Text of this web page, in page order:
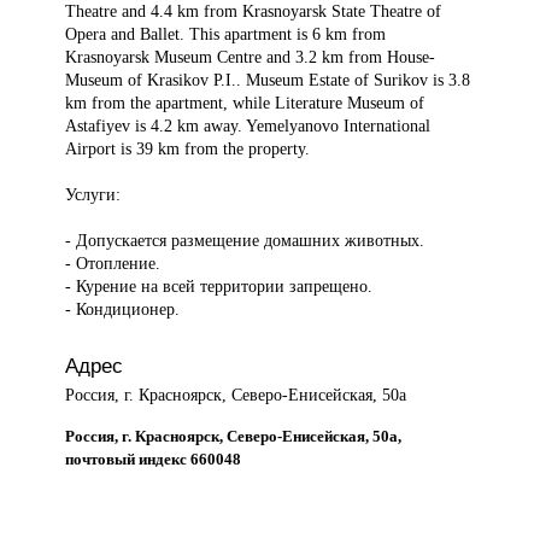
Theatre and 4.4 km from Krasnoyarsk State Theatre of
Opera and Ballet. This apartment is 6 km from
Krasnoyarsk Museum Centre and 3.2 km from House-
Museum of Krasikov P.I.. Museum Estate of Surikov is 3.8
km from the apartment, while Literature Museum of
Astafiyev is 4.2 km away. Yemelyanovo International
Airport is 39 km from the property.
Услуги:
- Допускается размещение домашних животных.
- Отопление.
- Курение на всей территории запрещено.
- Кондиционер.
Адрес
Россия, г. Красноярск, Северо-Енисейская, 50а
Россия, г. Красноярск, Северо-Енисейская, 50а,
почтовый индекс 660048